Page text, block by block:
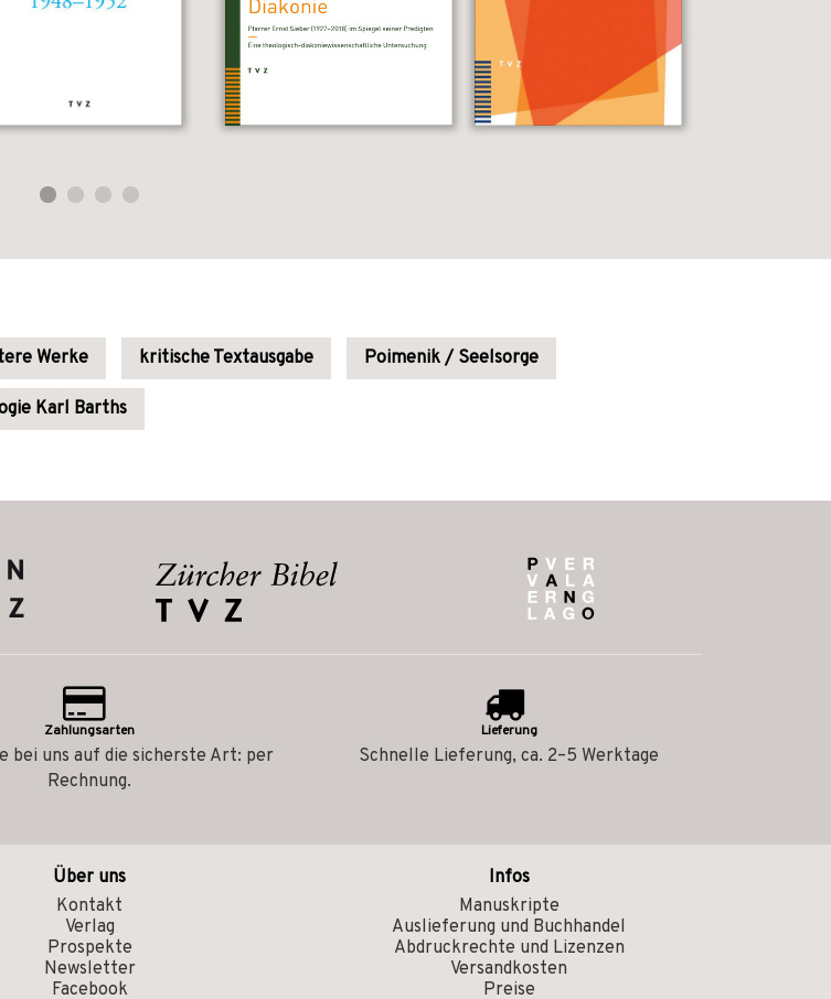
Werke kritische Textausgabe Poimenik / Seelsorge
Karl Barths
Zahlungsarten
bei uns auf die sicherste Art: per
Rechnung.
Lieferung
Schnelle Lieferung, ca. 2–5 Werktage
Über uns
Kontakt
Verlag
Prospekte
Newsletter
Facebook
Infos
Manuskripte
Auslieferung und Buchhandel
Abdruckrechte und Lizenzen
Versandkosten
Preise